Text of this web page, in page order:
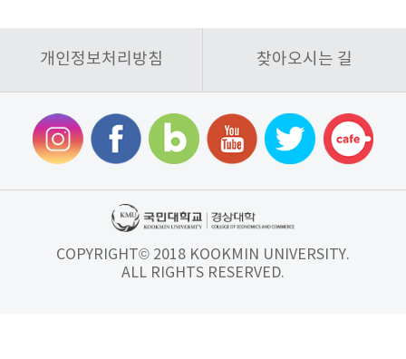
개인정보처리방침 찾아오시는 길
COPYRIGHT© 2018 KOOKMIN UNIVERSITY.
ALL RIGHTS RESERVED.